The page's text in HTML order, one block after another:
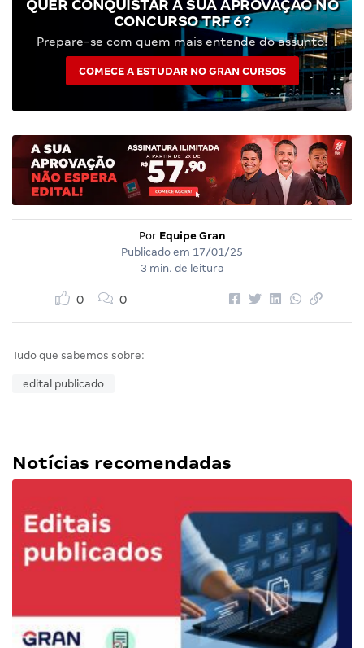
QUER CONQUISTAR A SUA APROVAÇÃO NO
CONCURSO TRF 6?
Prepare-se com quem mais entende do assunto!
COMECE A ESTUDAR NO GRAN CURSOS
Por Equipe Gran
Publicado em 17/01/25
3 min. de leitura
0 0
Tudo que sabemos sobre:
edital publicado
Notícias recomendadas